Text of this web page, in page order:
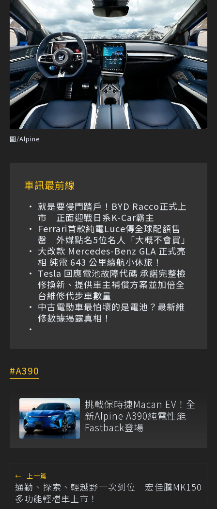
圖/Alpine
車訊最前線
就是要侵門踏戶！BYD Racco正式上
市 正面迎戰日系K-Car霸主
Ferrari首款純電Luce傳全球配額售
罄 外媒點名5位名人「大概不會買」
大改款 Mercedes-Benz GLA 正式亮
相 純電 643 公里續航小休旅！
Tesla 回應電池故障代碼 承諾完整檢
修換新、提供車主補償方案並加倍全
台維修代步車數量
中古電動車最怕壞的是電池？最新維
修數據揭露真相！
A390
挑戰保時捷Macan EV！全
新Alpine A390純電性能
Fastback登場
← 上一篇
通勤、探索、輕越野一次到位 宏佳騰MK150
多功能輕檔車上市！